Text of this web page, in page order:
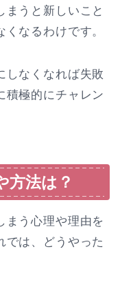
まうと新しいこと
なるわけです。
しなくなれば失敗
積極的にチャレン
方法は？
まう心理や理由を
では、どうやった